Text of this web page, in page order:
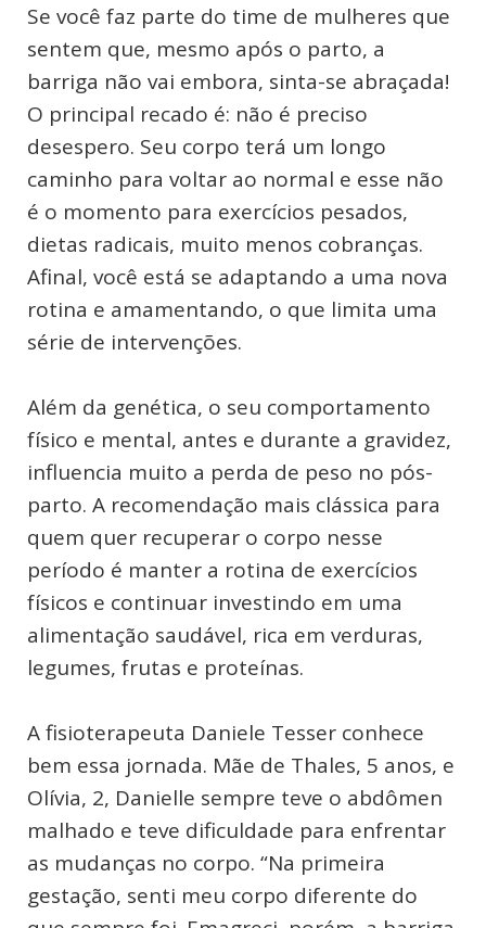
Se você faz parte do time de mulheres que
sentem que, mesmo após o parto, a
barriga não vai embora, sinta-se abraçada!
O principal recado é: não é preciso
desespero. Seu corpo terá um longo
caminho para voltar ao normal e esse não
é o momento para exercícios pesados,
dietas radicais, muito menos cobranças.
Afinal, você está se adaptando a uma nova
rotina e amamentando, o que limita uma
série de intervenções.
Além da genética, o seu comportamento
físico e mental, antes e durante a gravidez,
influencia muito a perda de peso no pós-
parto. A recomendação mais clássica para
quem quer recuperar o corpo nesse
período é manter a rotina de exercícios
físicos e continuar investindo em uma
alimentação saudável, rica em verduras,
legumes, frutas e proteínas.
A fisioterapeuta Daniele Tesser conhece
bem essa jornada. Mãe de Thales, 5 anos, e
Olívia, 2, Danielle sempre teve o abdômen
malhado e teve dificuldade para enfrentar
as mudanças no corpo. “Na primeira
gestação, senti meu corpo diferente do